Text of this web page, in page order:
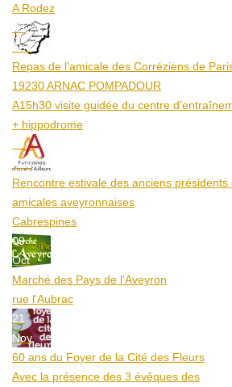
A Rodez
23
Aoû
Repas de l'amicale des Corréziens de
19230 ARNAC POMPADOUR
A15h30 visite guidée du centre
+ hippodrome
25
Aoû
Rencontre estivale des anciens présidents
amicales aveyronnaises
Cabrespines
09
Oct
Marché des Pays de l’Aveyron
rue l'Aubrac
21
Nov
60 ans du Foyer de la Cité des Fleurs
Avec la présence des 3 évêques des